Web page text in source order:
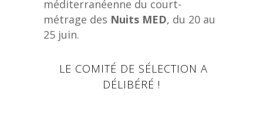
méditerranéenne du court-
métrage des Nuits MED, du 20 au
25 juin.
LE COMITÉ DE SÉLECTION A
DÉLIBÉRÉ !